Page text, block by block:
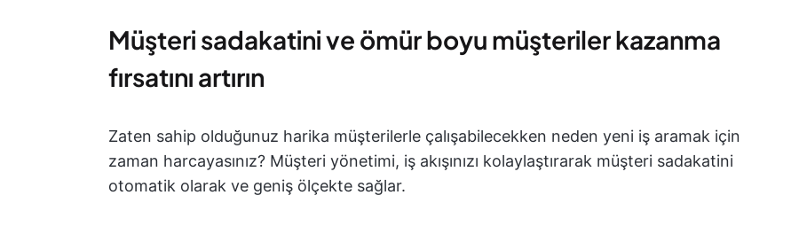
Müşteri sadakatini ve ömür boyu müşteriler kazanma
fırsatını artırın
Zaten sahip olduğunuz harika müşterilerle çalışabilecekken neden yeni iş aramak için
zaman harcayasınız? Müşteri yönetimi, iş akışınızı kolaylaştırarak müşteri sadakatini
otomatik olarak ve geniş ölçekte sağlar.